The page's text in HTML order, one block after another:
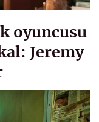
oyuncusu
Jeremy